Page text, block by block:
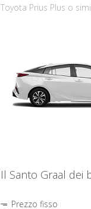
Toyota Prius Plus o
Il Santo Graal dei
Prezzo fisso